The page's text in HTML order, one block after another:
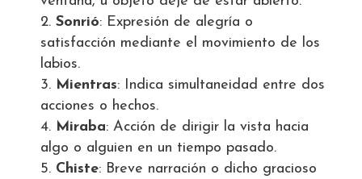
Sonrió: Expresión de alegría o
satisfacción mediante el movimiento de los
labios.
Mientras: Indica simultaneidad entre dos
acciones o hechos.
Miraba: Acción de dirigir la vista hacia
algo o alguien en un tiempo pasado.
Chiste: Breve narración o dicho gracioso